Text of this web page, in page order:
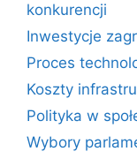
konkurencji
Inwestycje
Proces
Koszty
Polityka w
Wybory